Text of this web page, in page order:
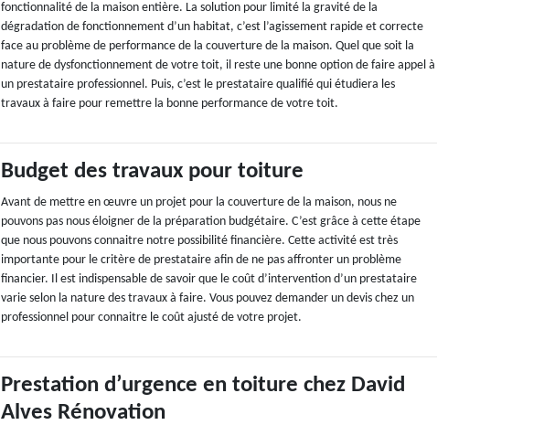
fonctionnalité de la maison entière. La solution pour limité la gravité de la
dégradation de fonctionnement d’un habitat, c’est l’agissement rapide et correcte
face au problème de performance de la couverture de la maison. Quel que soit la
nature de dysfonctionnement de votre toit, il reste une bonne option de faire appel à
un prestataire professionnel. Puis, c’est le prestataire qualifié qui étudiera les
travaux à faire pour remettre la bonne performance de votre toit.
Budget des travaux pour toiture
Avant de mettre en œuvre un projet pour la couverture de la maison, nous ne
pouvons pas nous éloigner de la préparation budgétaire. C’est grâce à cette étape
que nous pouvons connaitre notre possibilité financière. Cette activité est très
importante pour le critère de prestataire afin de ne pas affronter un problème
financier. Il est indispensable de savoir que le coût d’intervention d’un prestataire
varie selon la nature des travaux à faire. Vous pouvez demander un devis chez un
professionnel pour connaitre le coût ajusté de votre projet.
Prestation d’urgence en toiture chez David
Alves Rénovation